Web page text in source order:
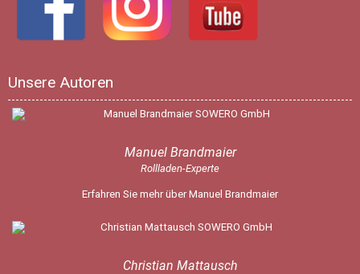
Unsere Autoren
Manuel Brandmaier
Rollladen-Experte
Erfahren Sie mehr über Manuel Brandmaier
Christian Mattausch